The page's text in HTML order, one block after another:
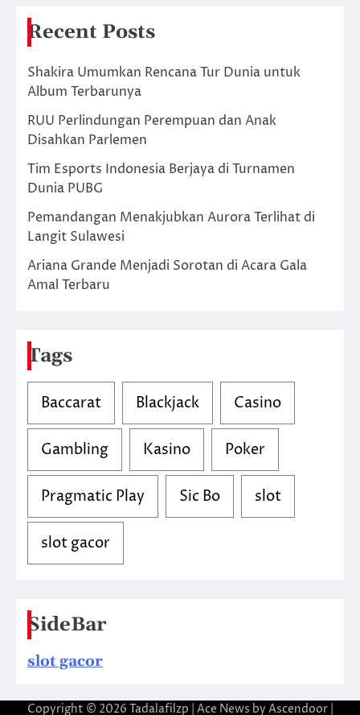
Recent Posts
Shakira Umumkan Rencana Tur Dunia untuk
Album Terbarunya
RUU Perlindungan Perempuan dan Anak
Disahkan Parlemen
Tim Esports Indonesia Berjaya di Turnamen
Dunia PUBG
Pemandangan Menakjubkan Aurora Terlihat di
Langit Sulawesi
Ariana Grande Menjadi Sorotan di Acara Gala
Amal Terbaru
Tags
Baccarat Blackjack Casino
Gambling Kasino Poker
Pragmatic Play Sic Bo slot
slot gacor
SideBar
slot gacor
Copyright © 2026 Tadalafilzp | Ace News by Ascendoor|